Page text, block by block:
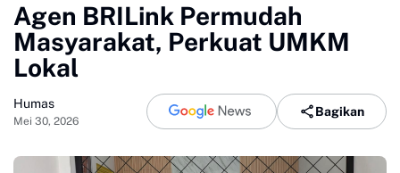
Agen BRILink Permudah
Masyarakat, Perkuat UMKM
Lokal
Humas
Mei 30, 2026
Bagikan